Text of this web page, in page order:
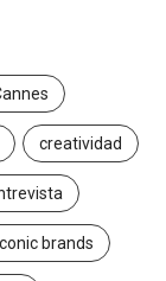
creatividad
brands